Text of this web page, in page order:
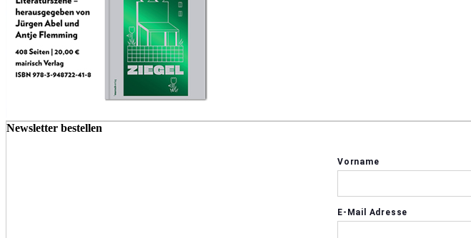
Newsletter bestellen